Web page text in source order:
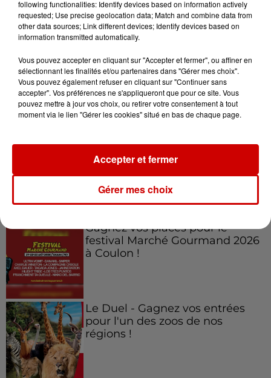
8 août 2026
Cambriolages : plus de 18 000
logements visités en juillet 2026,
7 août 2026
Pape Léon XIV en France : quel
est son programme ?
Gagnez vos places pour le
festival Marché Gourmand 2026
à Coulon !
Le Duel - Gagnez vos entrées
pour l'un des zoos de nos
régions !
following functionalities: Identify devices based on information actively
requested; Use precise geolocation data; Match and combine data from
other data sources; Link different devices; Identify devices based on
information transmitted automatically.
Vous pouvez accepter en cliquant sur "Accepter et fermer", ou affiner en
sélectionnant les finalités et/ou partenaires dans "Gérer mes choix".
Vous pouvez également refuser en cliquant sur "Continuer sans
accepter". Vos préférences ne s'appliqueront que pour ce site. Vous
pouvez mettre à jour vos choix, ou retirer votre consentement à tout
moment via le lien "Gérer les cookies" situé en bas de chaque page.
Gérer mes choix
Accepter et fermer